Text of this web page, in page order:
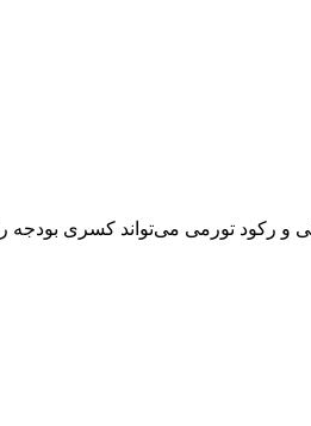
شرایط جنگی و رکود تورمی می‌تواند کسری